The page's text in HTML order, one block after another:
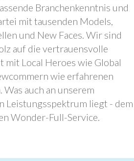
Branchenkenntnis und
mit tausenden Models,
und New Faces. Wir sind
auf die vertrauensvolle
mit Local Heroes wie Global
wie erfahrenen
Was auch an unserem
Leistungsspektrum liegt - dem
Wonder-Full-Service.